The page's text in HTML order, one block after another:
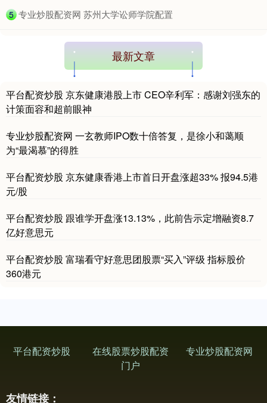
北证50 1134.24 +11.37
创业板指 3563.12 +47.56 +1.35%
基金指数
5 ​专业炒股配资网 苏州大学讼师学院配置
最新文章
平台配资炒股 京东健康港股上市 CEO辛利军：感谢刘强东的
计策面容和超前眼神
专业炒股配资网 一玄教师IPO数十倍答复，是徐小和蔼顺
为“最渴慕”的得胜
平台配资炒股 京东健康香港上市首日开盘涨超33% 报94.5港
元/股
平台配资炒股 跟谁学开盘涨13.13%，此前告示定增融资8.7
亿好意思元
平台配资炒股 富瑞看守好意思团股票“买入”评级 指标股价
360港元
平台配资炒股
在线股票炒股配资
门户
专业炒股配资网
友情链接：